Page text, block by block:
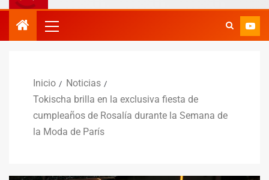
Inicio
Noticias
Tokischa brilla en la exclusiva fiesta de
cumpleaños de Rosalía durante la Semana de
la Moda de París